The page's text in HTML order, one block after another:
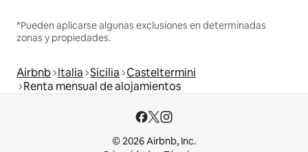
*Pueden aplicarse algunas exclusiones en determinadas
zonas y propiedades.
Airbnb Italia Sicilia Casteltermini
Renta mensual de alojamientos
© 2026 Airbnb, Inc.